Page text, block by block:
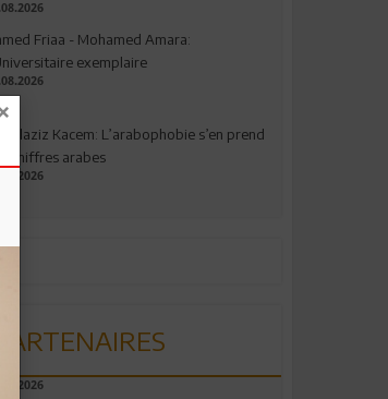
Friaa - Mohamed Amara:
exemplaire
Kacem: L’arabophobie s’en prend
chiffres arabes
PARTENAIRES